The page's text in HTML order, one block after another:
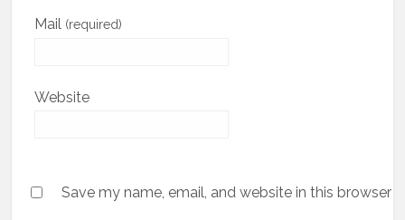
Mail (required)
Website
Save my name, email, and website in this browser